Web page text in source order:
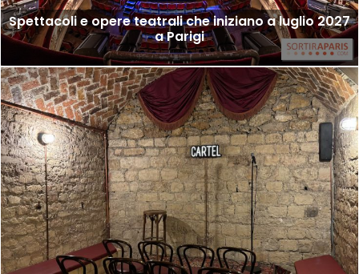
Spettacoli e opere teatrali che iniziano a luglio 2027
a Parigi